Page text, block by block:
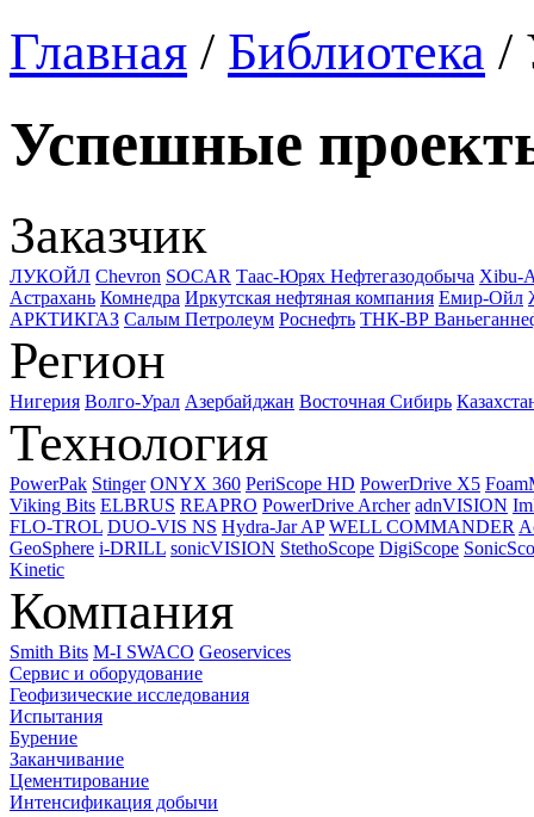
Главная / Библиотека /
Успешные
Заказчик
ЛУКОЙЛ Chevron SOCAR Таас-Юрях Нефтегазодобыча Xibu-
Астрахань Комнедра Иркутская нефтяная компания Емир-Ойл
АРКТИКГАЗ Салым Петролеум Роснефть ТНК-ВР
Регион
Нигерия Волго-Урал Азербайджан Восточная Сибирь
Технология
PowerPak Stinger ONYX 360 PeriScope HD PowerDrive X5
Viking Bits ELBRUS REAPRO PowerDrive Archer adnVISION
FLO-TROL DUO-VIS NS Hydra-Jar AP WELL COMMANDER
GeoSphere i-DRILL sonicVISION StethoScope DigiScope
Kinetic
Компания
Smith Bits M-I SWACO Geoservices
Сервис и оборудование
Геофизические исследования
Испытания
Бурение
Заканчивание
Цементирование
Интенсификация добычи